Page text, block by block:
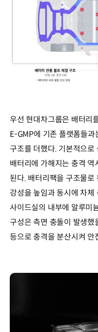
우선 현대차그룹은 배터리
E-GMP에 기존 플랫폼들
구조를 더했다. 기본적으로
배터리에 가해지는 충격 역
된다. 배터리팩을 구조물로
강성을 높임과 동시에 차
사이드실의 내부에 알루미
구성은 측면 충돌이 발생했
등으로 충격을 분산시켜 안